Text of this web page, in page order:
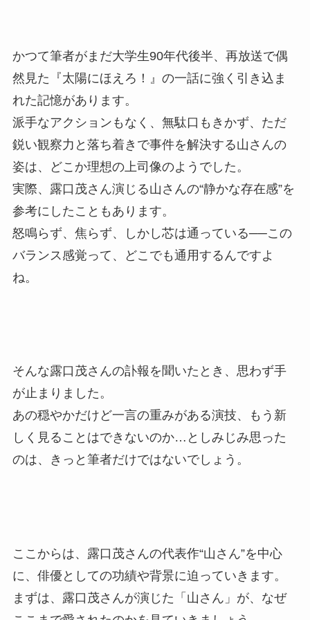
かつて筆者がまだ大学生90年代後半、再放送で偶
然見た『太陽にほえろ！』の一話に強く引き込ま
れた記憶があります。
派手なアクションもなく、無駄口もきかず、ただ
鋭い観察力と落ち着きで事件を解決する山さんの
姿は、どこか理想の上司像のようでした。
実際、露口茂さん演じる山さんの“静かな存在感”を
参考にしたこともあります。
怒鳴らず、焦らず、しかし芯は通っている──この
バランス感覚って、どこでも通用するんですよ
ね。
そんな露口茂さんの訃報を聞いたとき、思わず手
が止まりました。
あの穏やかだけど一言の重みがある演技、もう新
しく見ることはできないのか…としみじみ思った
のは、きっと筆者だけではないでしょう。
ここからは、露口茂さんの代表作“山さん”を中心
に、俳優としての功績や背景に迫っていきます。
まずは、露口茂さんが演じた「山さん」が、なぜ